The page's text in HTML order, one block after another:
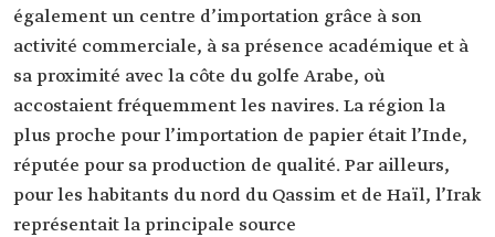
également un centre d’importation grâce à son
activité commerciale, à sa présence académique et à
sa proximité avec la côte du golfe Arabe, où
accostaient fréquemment les navires. La région la
plus proche pour l’importation de papier était l’Inde,
réputée pour sa production de qualité. Par ailleurs,
pour les habitants du nord du Qassim et de Haïl, l’Irak
représentait la principale source